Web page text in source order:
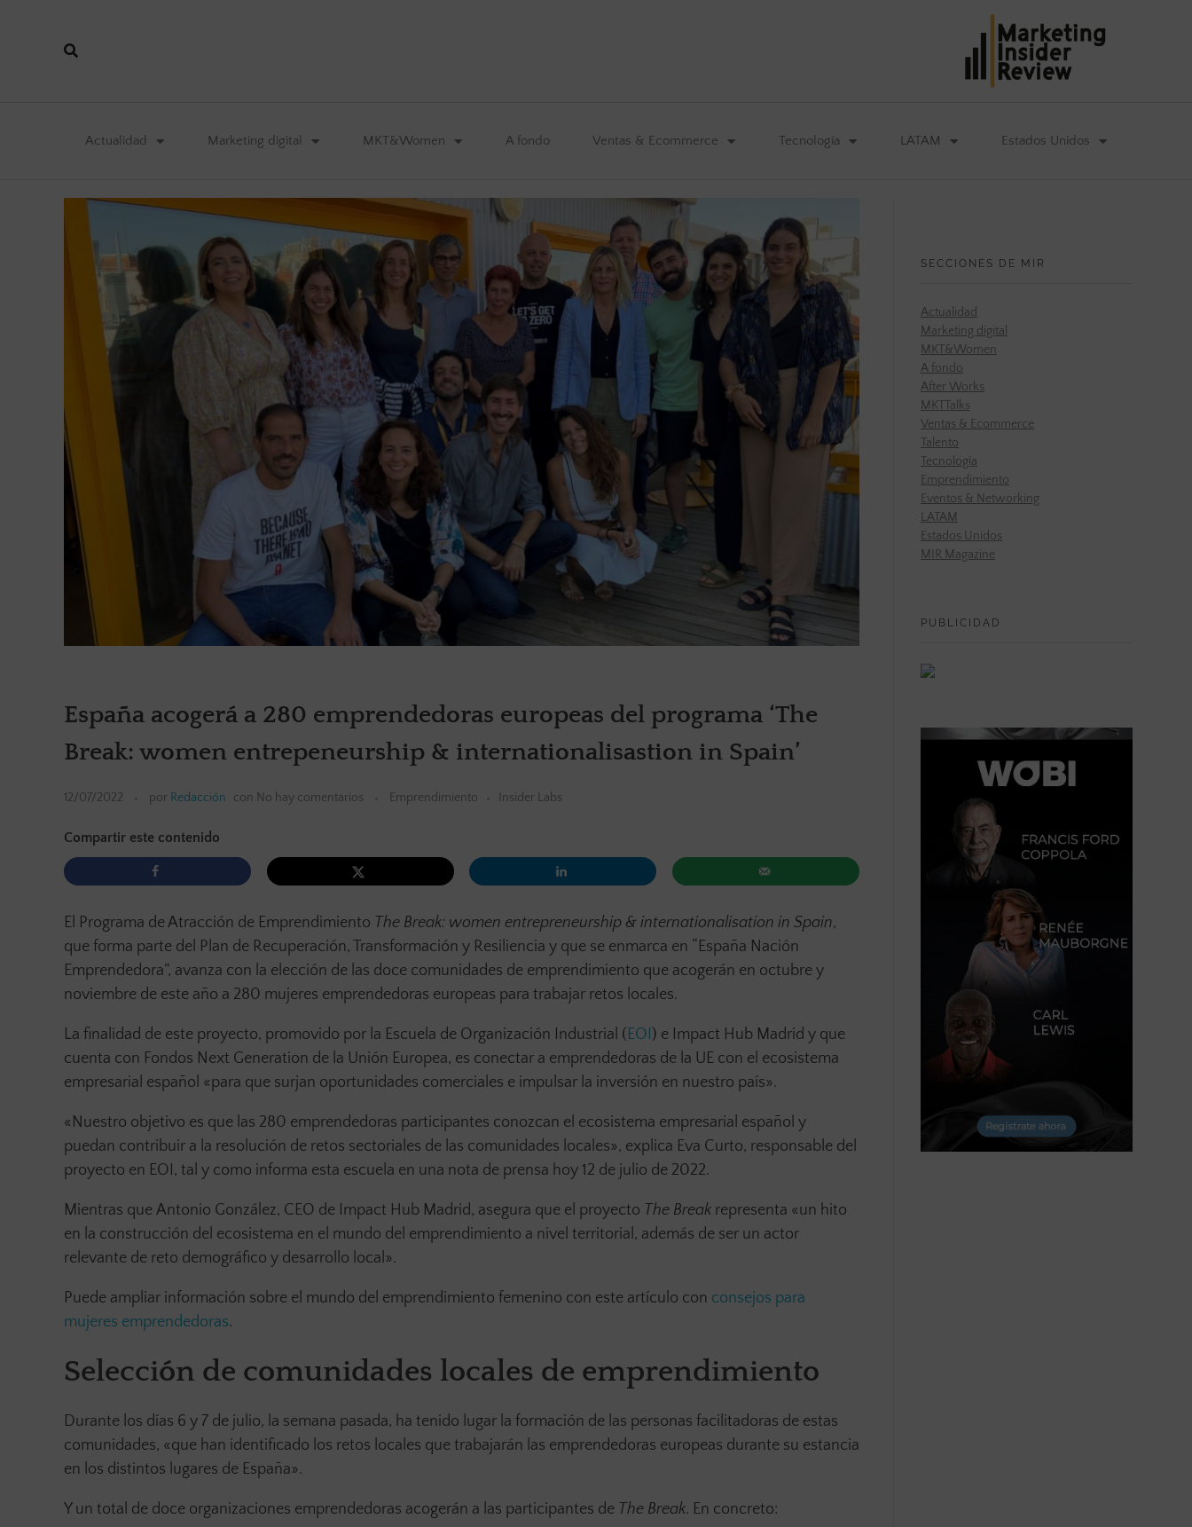
Actualidad Marketing digital MKT&Women A fondo Ventas & Ecommerce Tecnología LATAM Estados Unidos
España acogerá a 280 emprendedoras europeas del programa ‘The
Break: women entrepeneurship & internationalisastion in Spain’
12/07/2022 por Redacción con No hay comentarios Emprendimiento Insider Labs
Compartir este contenido
El Programa de Atracción de Emprendimiento The Break: women entrepreneurship & internationalisation in Spain,
que forma parte del Plan de Recuperación, Transformación y Resiliencia y que se enmarca en “España Nación
Emprendedora”, avanza con la elección de las doce comunidades de emprendimiento que acogerán en octubre y
noviembre de este año a 280 mujeres emprendedoras europeas para trabajar retos locales.
La finalidad de este proyecto, promovido por la Escuela de Organización Industrial ( EOI) e Impact Hub Madrid y que
cuenta con Fondos Next Generation de la Unión Europea, es conectar a emprendedoras de la UE con el ecosistema
empresarial español «para que surjan oportunidades comerciales e impulsar la inversión en nuestro país».
«Nuestro objetivo es que las 280 emprendedoras participantes conozcan el ecosistema empresarial español y
puedan contribuir a la resolución de retos sectoriales de las comunidades locales», explica Eva Curto, responsable del
proyecto en EOI, tal y como informa esta escuela en una nota de prensa hoy 12 de julio de 2022.
Mientras que Antonio González, CEO de Impact Hub Madrid, asegura que el proyecto The Break representa «un hito
en la construcción del ecosistema en el mundo del emprendimiento a nivel territorial, además de ser un actor
relevante de reto demográfico y desarrollo local».
Puede ampliar información sobre el mundo del emprendimiento femenino con este artículo con consejos para
mujeres emprendedoras.
Selección de comunidades locales de emprendimiento
Durante los días 6 y 7 de julio, la semana pasada, ha tenido lugar la formación de las personas facilitadoras de estas
comunidades, «que han identificado los retos locales que trabajarán las emprendedoras europeas durante su estancia
en los distintos lugares de España».
Y un total de doce organizaciones emprendedoras acogerán a las participantes de The Break. En concreto:
SECCIONES DE MIR
Actualidad
Marketing digital
MKT&Women
A fondo
After Works
MKTTalks
Ventas & Ecommerce
Talento
Tecnología
Emprendimiento
Eventos & Networking
LATAM
Estados Unidos
MIR Magazine
PUBLICIDAD